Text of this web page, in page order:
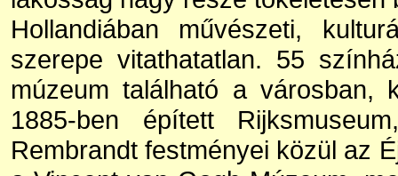
Hollandiában művészeti,
szerepe vitathatatlan. 55
múzeum található a városban,
1885-ben épített
Rembrandt festményei közül az